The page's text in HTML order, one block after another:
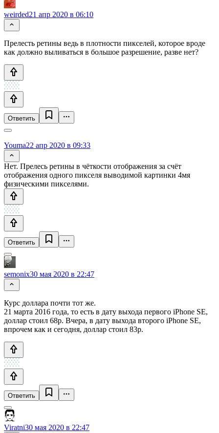
weirded21 апр 2020 в 06:10
Прелесть ретины ведь в плотности пикселей, которое вроде
как должно выливаться в большое разрешение, разве нет?
Ответить
Youma22 апр 2020 в 09:33
Нет. Прелесь ретины в чёткости отображения за счёт
отображения одного пикселя выводимой картинки 4мя
физическими пикселями.
Ответить
semonix30 мая 2020 в 22:47
Курс доллара почти тот же.
21 марта 2016 года, то есть в дату выхода первого iPhone SE,
доллар стоил 68р. Вчера, в дату выхода второго iPhone SE,
впрочем как и сегодня, доллар стоил 83р.
Ответить
Viratni30 мая 2020 в 22:47